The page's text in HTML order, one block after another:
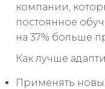
компании,
постоянное
на 37% больше
Как лучше
Применять